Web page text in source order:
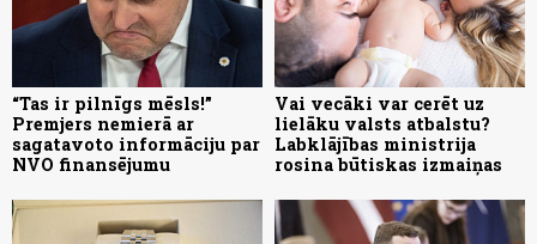
“Tas ir pilnīgs mēsls!”
Premjers nemierā ar
sagatavoto informāciju par
NVO finansējumu
Vai vecāki var cerēt uz
lielāku valsts atbalstu?
Labklājības ministrija
rosina būtiskas izmaiņas